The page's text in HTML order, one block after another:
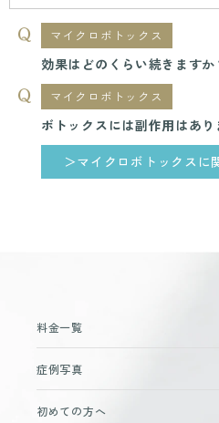
マイクロボトックス
効果はどのくらい続きますか
マイクロボトックス
ボトックスには副作用はあり
＞マイクロボトックスに
料金一覧
症例写真
初めての方へ